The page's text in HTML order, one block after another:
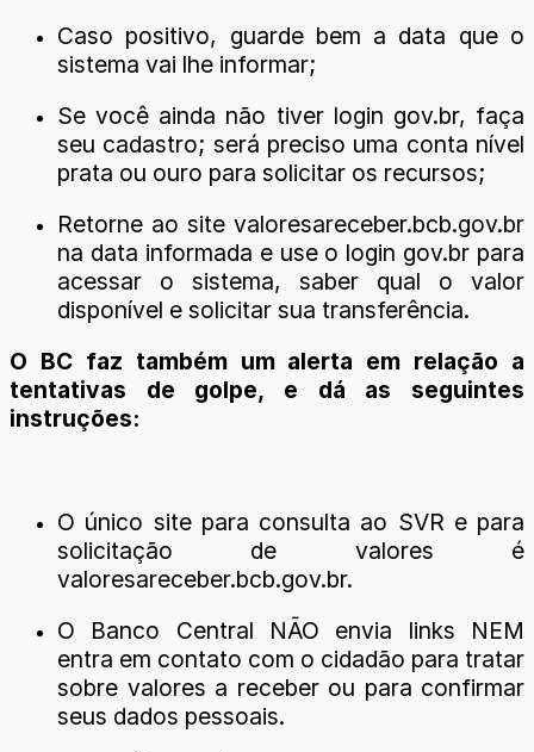
Caso positivo, guarde bem a data que o
sistema vai lhe informar;
Se você ainda não tiver login gov.br, faça
seu cadastro; será preciso uma conta nível
prata ou ouro para solicitar os recursos;
Retorne ao site valoresareceber.bcb.gov.br
na data informada e use o login gov.br para
acessar o sistema, saber qual o valor
disponível e solicitar sua transferência.
O BC faz também um alerta em relação a
tentativas de golpe, e dá as seguintes
instruções:
O único site para consulta ao SVR e para
solicitação de valores é
valoresareceber.bcb.gov.br.
O Banco Central NÃO envia links NEM
entra em contato com o cidadão para tratar
sobre valores a receber ou para confirmar
seus dados pessoais.